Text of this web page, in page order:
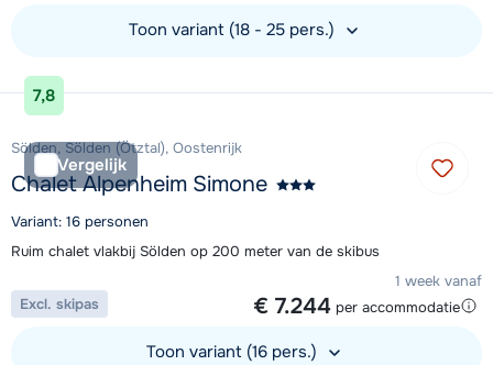
Toon variant (18 - 25 pers.)
Bekijk accommodatie
7,8
Vergelijk
Sölden, Sölden (Ötztal), Oostenrijk
Chalet Alpenheim Simone
Variant: 16 personen
Ruim chalet vlakbij Sölden op 200 meter van de skibus
1 week vanaf
€ 7.244 per accommodatie
Excl. skipas
Toon variant (16 pers.)